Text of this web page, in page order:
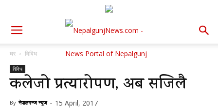
घर विविध
विविध
कलेजो प्रत्यारोपण, अब सजिलै
By नेपालगन्ज न्यूज - 15 April, 2017